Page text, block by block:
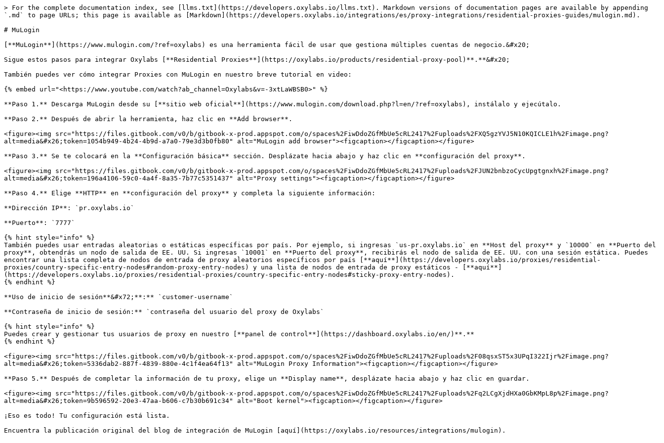
> For the complete documentation index, see [llms.txt](https://developers.oxylabs.io/llms.txt). Markdown versions of documentation pages are available by appending
`.md` to page URLs; this page is available as [Markdown](https://developers.oxylabs.io/integrations/es/proxy-integrations/residential-proxies-guides/mulogin.md).
# MuLogin
[**MuLogin**](https://www.mulogin.com/?ref=oxylabs) es una herramienta fácil de usar que gestiona múltiples cuentas de negocio.&#x20;
Sigue estos pasos para integrar Oxylabs [**Residential Proxies**](https://oxylabs.io/products/residential-proxy-pool)**.**&#x20;
También puedes ver cómo integrar Proxies con MuLogin en nuestro breve tutorial en video:
{% embed url="<https://www.youtube.com/watch?ab_channel=Oxylabs&v=-3xtLaWBSB0>" %}
**Paso 1.** Descarga MuLogin desde su [**sitio web oficial**](https://www.mulogin.com/download.php?l=en/?ref=oxylabs), instálalo y ejecútalo.
**Paso 2.** Después de abrir la herramienta, haz clic en **Add browser**.
<figure><img src="https://files.gitbook.com/v0/b/gitbook-x-prod.appspot.com/o/spaces%2FiwDdoZGfMbUe5cRL2417%2Fuploads%2FXQ5gzYVJ5N10KQICLE1h%2Fimage.png?
alt=media&#x26;token=1054b949-4b24-4b9d-a7a0-79e3d3b0fb80" alt="MuLogin add browser"><figcaption></figcaption></figure>
**Paso 3.** Se te colocará en la **Configuración básica** sección. Desplázate hacia abajo y haz clic en **configuración del proxy**.
<figure><img src="https://files.gitbook.com/v0/b/gitbook-x-prod.appspot.com/o/spaces%2FiwDdoZGfMbUe5cRL2417%2Fuploads%2FJUN2bnbzoCycUpgtgnxh%2Fimage.png?
alt=media&#x26;token=196a4106-59c0-4a4f-8a35-7b77c5351437" alt="Proxy settings"><figcaption></figcaption></figure>
**Paso 4.** Elige **HTTP** en **configuración del proxy** y completa la siguiente información:
**Dirección IP**: `pr.oxylabs.io`
**Puerto**: `7777`
{% hint style="info" %}
También puedes usar entradas aleatorias o estáticas específicas por país. Por ejemplo, si ingresas `us-pr.oxylabs.io` en **Host del proxy** y `10000` en **Puerto del
proxy**, obtendrás un nodo de salida de EE. UU. Si ingresas `10001` en **Puerto del proxy**, recibirás el nodo de salida de EE. UU. con una sesión estática. Puedes
encontrar una lista completa de nodos de entrada de proxy aleatorios específicos por país [**aquí**](https://developers.oxylabs.io/proxies/residential-
proxies/country-specific-entry-nodes#random-proxy-entry-nodes) y una lista de nodos de entrada de proxy estáticos - [**aquí**]
(https://developers.oxylabs.io/proxies/residential-proxies/country-specific-entry-nodes#sticky-proxy-entry-nodes).
{% endhint %}
**Uso de inicio de sesión**&#x72;**:** `customer-username`
**Contraseña de inicio de sesión:** `contraseña del usuario del proxy de Oxylabs`
{% hint style="info" %}
Puedes crear y gestionar tus usuarios de proxy en nuestro [**panel de control**](https://dashboard.oxylabs.io/en/)**.**
{% endhint %}
<figure><img src="https://files.gitbook.com/v0/b/gitbook-x-prod.appspot.com/o/spaces%2FiwDdoZGfMbUe5cRL2417%2Fuploads%2F08qsxST5x3UPqI322Ijr%2Fimage.png?
alt=media&#x26;token=5336dab2-887f-4839-880e-4c1f4ea64f13" alt="MuLogin Proxy Information"><figcaption></figcaption></figure>
**Paso 5.** Después de completar la información de tu proxy, elige un **Display name**, desplázate hacia abajo y haz clic en guardar.
<figure><img src="https://files.gitbook.com/v0/b/gitbook-x-prod.appspot.com/o/spaces%2FiwDdoZGfMbUe5cRL2417%2Fuploads%2Fq2LCgXjdHXa0GbKMpL8p%2Fimage.png?
alt=media&#x26;token=9b596592-20e3-47aa-b606-c7b30b691c34" alt="Boot kernel"><figcaption></figcaption></figure>
¡Eso es todo! Tu configuración está lista.
Encuentra la publicación original del blog de integración de MuLogin [aquí](https://oxylabs.io/resources/integrations/mulogin).